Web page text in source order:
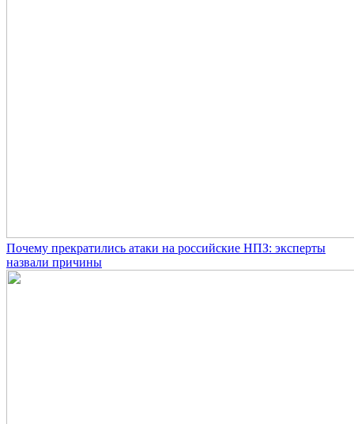
Почему прекратились атаки на российские НПЗ: эксперты
назвали причины